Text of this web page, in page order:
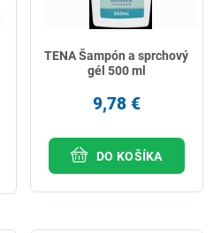
TENA Šampón a sprchový
gél 500 ml
9,78 €
DO KOŠÍKA